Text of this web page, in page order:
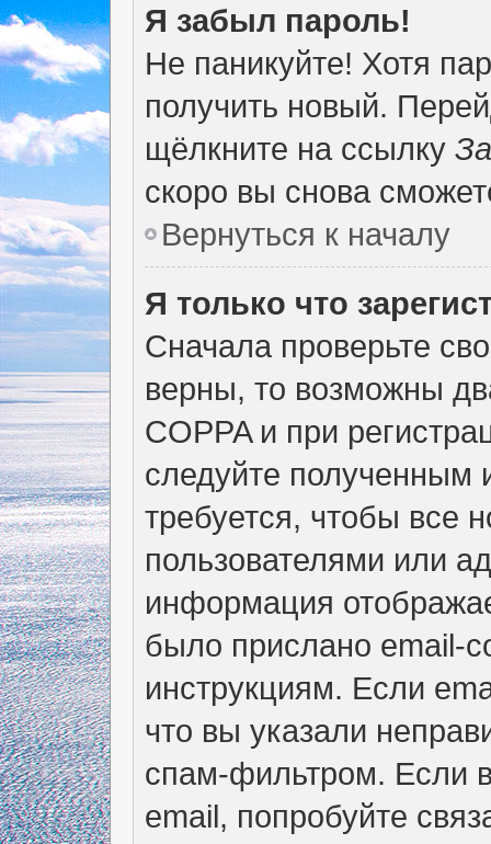
Я забыл пароль!
Не паникуйте! Хотя
получить новый.
щёлкните на ссылку
скоро вы снова
Вернуться к началу
Я только что
Сначала проверьте
верны, то возможны
COPPA и при
следуйте полученным
требуется, чтобы все
пользователями или
информация
было прислано email-
инструкциям. Если
что вы указали
спам-фильтром. Если
email, попробуйте